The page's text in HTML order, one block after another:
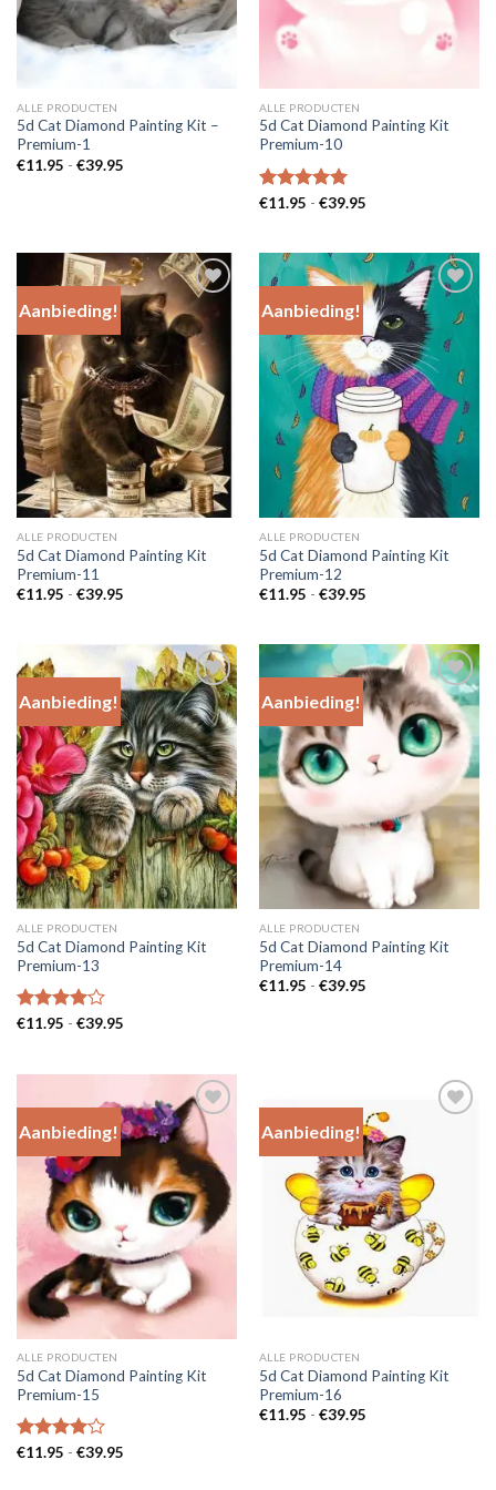
ALLE PRODUCTEN
5d Cat Diamond Painting Kit –
Premium-1
€11.95 - €39.95Prijsklasse:
ALLE PRODUCTEN
5d Cat Diamond Painting Kit
Premium-10
Gewaardeerd
€11.95 - €39.95Prijsklasse:
Aanbieding!
Add to
Wishlist
ALLE PRODUCTEN
5d Cat Diamond Painting Kit
Premium-11
€11.95 - €39.95Prijsklasse:
Aanbieding!
Add to
Wishlist
ALLE PRODUCTEN
5d Cat Diamond Painting Kit
Premium-12
€11.95 - €39.95Prijsklasse:
Aanbieding!
Add to
Wishlist
ALLE PRODUCTEN
5d Cat Diamond Painting Kit
Premium-13
Gewaardeerd
€11.95 - €39.95Prijsklasse:
Aanbieding!
Add to
Wishlist
ALLE PRODUCTEN
5d Cat Diamond Painting Kit
Premium-14
€11.95 - €39.95Prijsklasse:
Aanbieding!
Add to
Wishlist
ALLE PRODUCTEN
5d Cat Diamond Painting Kit
Premium-15
Gewaardeerd
€11.95 - €39.95Prijsklasse:
Aanbieding!
Wishlist
ALLE PRODUCTEN
5d Cat Diamond Painting Kit
Premium-16
€11.95 - €39.95Prijsklasse: